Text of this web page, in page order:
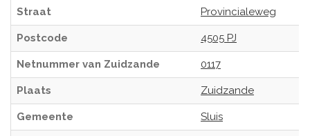
Straat Provincialeweg
Postcode 4505 PJ
Netnummer van Zuidzande 0117
Plaats Zuidzande
Gemeente Sluis